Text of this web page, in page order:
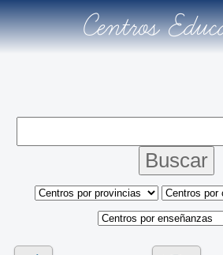
Centros